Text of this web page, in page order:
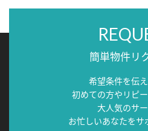
簡単物件リ
希望条件を伝
初めての方やリピ
大人気のサー
お忙しいあなたをサ